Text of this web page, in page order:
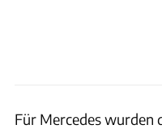
Für Mercedes wurden